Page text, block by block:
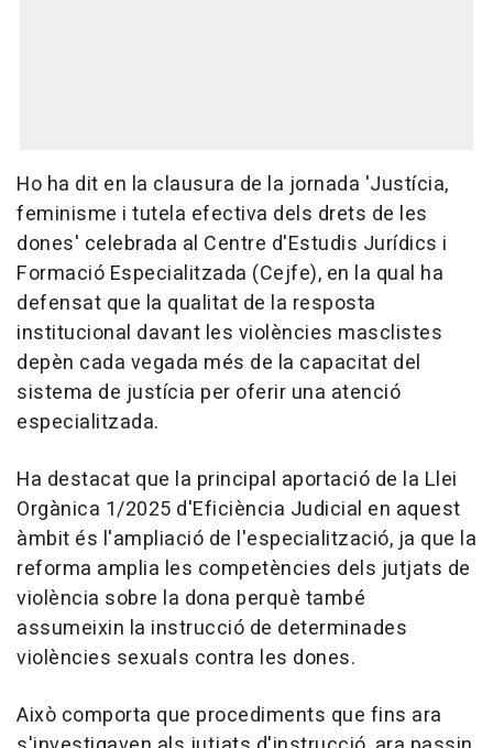
Ho ha dit en la clausura de la jornada 'Justícia,
feminisme i tutela efectiva dels drets de les
dones' celebrada al Centre d'Estudis Jurídics i
Formació Especialitzada (Cejfe), en la qual ha
defensat que la qualitat de la resposta
institucional davant les violències masclistes
depèn cada vegada més de la capacitat del
sistema de justícia per oferir una atenció
especialitzada.
Ha destacat que la principal aportació de la Llei
Orgànica 1/2025 d'Eficiència Judicial en aquest
àmbit és l'ampliació de l'especialització, ja que la
reforma amplia les competències dels jutjats de
violència sobre la dona perquè també
assumeixin la instrucció de determinades
violències sexuals contra les dones.
Això comporta que procediments que fins ara